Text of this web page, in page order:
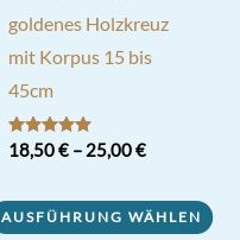
goldenes Holzkreuz
mit Korpus 15 bis
45cm
Bewertet mit
5.00
18,50€– 25,00€
AUSFÜHRUNG WÄHLEN
Produkt